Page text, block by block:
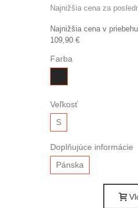
Najnižšia cena za
Najnižšia cena v
109,90 €
Farba
matná
Veľkosť
S
Doplňujúce informácie
Pánska